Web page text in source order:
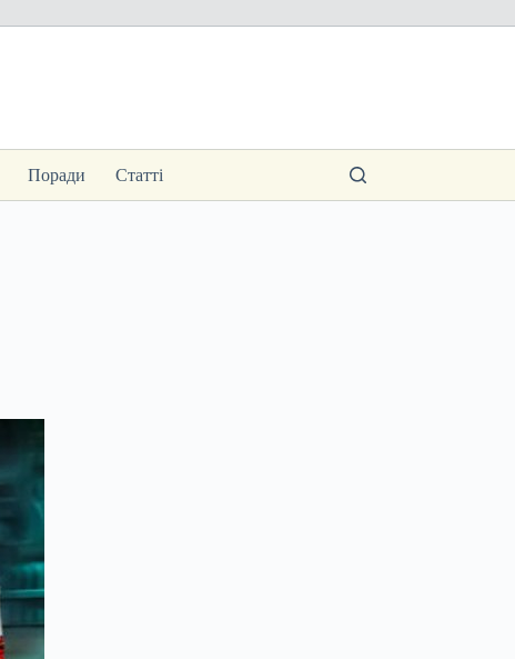
Поради Статті